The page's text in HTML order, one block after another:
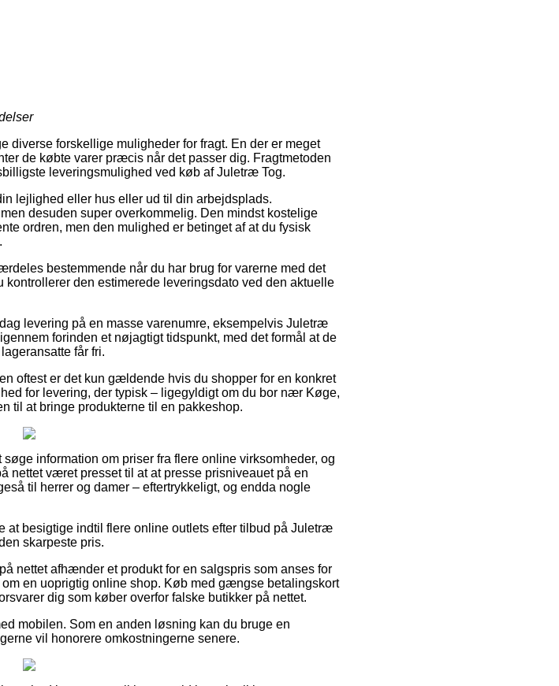
diverse forskellige muligheder for fragt. En der er meget
de købte varer præcis når det passer dig. Fragtmetoden
leveringsmulighed ved køb af Juletræ Tog.
lejlighed eller hus eller ud til din arbejdsplads.
desuden super overkommelig. Den mindst kostelige
ordren, men den mulighed er betinget af at du fysisk
bestemmende når du har brug for varerne med det
den estimerede leveringsdato ved den aktuelle
levering på en masse varenumre, eksempelvis Juletræ
forinden et nøjagtigt tidspunkt, med det formål at de
får fri.
oftest er det kun gældende hvis du shopper for en konkret
for levering, der typisk – ligegyldigt om du bor nær Køge,
til at bringe produkterne til en pakkeshop.
information om priser fra flere online virksomheder, og
nettet været presset til at at presse prisniveauet på en
til herrer og damer – eftertrykkeligt, og endda nogle
besigtige indtil flere online outlets efter tilbud på Juletræ
skarpeste pris.
nettet afhænder et produkt for en salgspris som anses for
en uoprigtig online shop. Køb med gængse betalingskort
dig som køber overfor falske butikker på nettet.
mobilen. Som en anden løsning kan du bruge en
vil honorere omkostningerne senere.